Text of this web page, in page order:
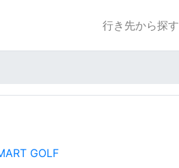
行き先から探す
GOLF